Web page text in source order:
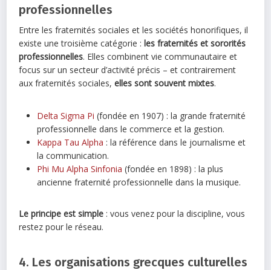
professionnelles
Entre les fraternités sociales et les sociétés honorifiques, il
existe une troisième catégorie :les fraternités et sororités
professionnelles. Elles combinent vie communautaire et
focus sur un secteur d’activité précis – et contrairement
aux fraternités sociales,elles sont souvent mixtes.
Delta Sigma Pi (fondée en 1907) : la grande fraternité
professionnelle dans le commerce et la gestion.
Kappa Tau Alpha : la référence dans le journalisme et
la communication.
Phi Mu Alpha Sinfonia (fondée en 1898) : la plus
ancienne fraternité professionnelle dans la musique.
Le principe est simple : vous venez pour la discipline, vous
restez pour le réseau.
4. Les organisations grecques culturelles